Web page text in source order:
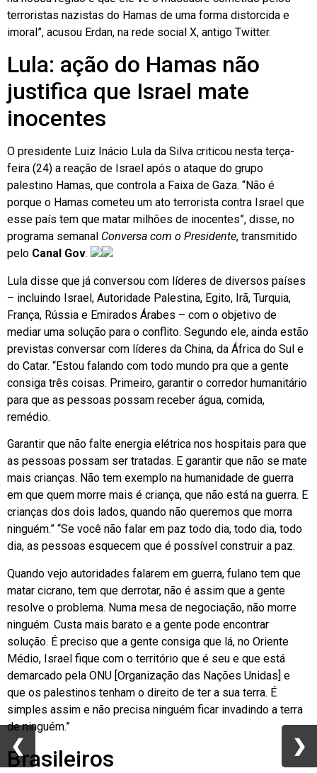
terroristas nazistas do Hamas de uma forma distorcida e
imoral”, acusou Erdan, na rede social X, antigo Twitter.
Lula: ação do Hamas não
justifica que Israel mate
inocentes
O presidente Luiz Inácio Lula da Silva criticou nesta terça-
feira (24) a reação de Israel após o ataque do grupo
palestino Hamas, que controla a Faixa de Gaza. “Não é
porque o Hamas cometeu um ato terrorista contra Israel que
esse país tem que matar milhões de inocentes”, disse, no
programa semanal Conversa com o Presidente, transmitido
pelo Canal Gov.
Lula disse que já conversou com líderes de diversos países
– incluindo Israel, Autoridade Palestina, Egito, Irã, Turquia,
França, Rússia e Emirados Árabes – com o objetivo de
mediar uma solução para o conflito. Segundo ele, ainda estão
previstas conversar com líderes da China, da África do Sul e
do Catar. “Estou falando com todo mundo pra que a gente
consiga três coisas. Primeiro, garantir o corredor humanitário
para que as pessoas possam receber água, comida,
remédio.
Garantir que não falte energia elétrica nos hospitais para que
as pessoas possam ser tratadas. E garantir que não se mate
mais crianças. Não tem exemplo na humanidade de guerra
em que quem morre mais é criança, que não está na guerra. E
crianças dos dois lados, quando não queremos que morra
ninguém.” “Se você não falar em paz todo dia, todo dia, todo
dia, as pessoas esquecem que é possível construir a paz.
Quando vejo autoridades falarem em guerra, fulano tem que
matar cicrano, tem que derrotar, não é assim que a gente
resolve o problema. Numa mesa de negociação, não morre
ninguém. Custa mais barato e a gente pode encontrar
solução. É preciso que a gente consiga que lá, no Oriente
Médio, Israel fique com o território que é seu e que está
demarcado pela ONU [Organização das Nações Unidas] e
que os palestinos tenham o direito de ter a sua terra. É
simples assim e não precisa ninguém ficar invadindo a terra
de ninguém.”
Brasileiros
❮ ❯
❮ ❯